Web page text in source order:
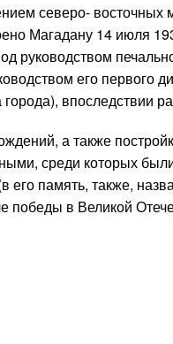
северо- восточных
Магадану 14 июля
руководством
его первого
впоследствии
а также
среди которых
его память, также,
победы в Великой